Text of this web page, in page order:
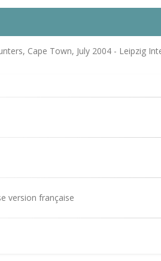
Cape Town, July 2004 - Leipzig
version française